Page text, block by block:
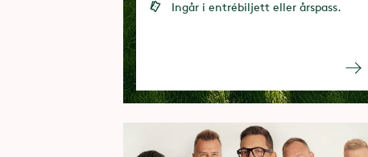
Ingår i entrébiljett eller årspass.